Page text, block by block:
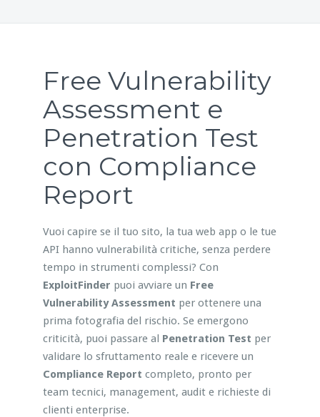
Free Vulnerability
Assessment e
Penetration Test
con Compliance
Report
Vuoi capire se il tuo sito, la tua web app o le tue
API hanno vulnerabilità critiche, senza perdere
tempo in strumenti complessi? Con
ExploitFinder puoi avviare un Free
Vulnerability Assessment per ottenere una
prima fotografia del rischio. Se emergono
criticità, puoi passare al Penetration Test per
validare lo sfruttamento reale e ricevere un
Compliance Report completo, pronto per
team tecnici, management, audit e richieste di
clienti enterprise.